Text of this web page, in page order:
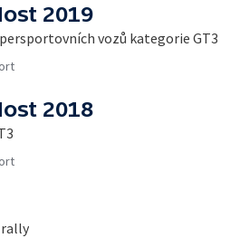
2019
vozů kategorie GT3
2018